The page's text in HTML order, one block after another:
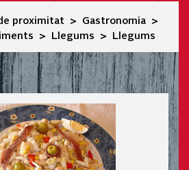
proximitat
Gastronomia
Llegums Llegums